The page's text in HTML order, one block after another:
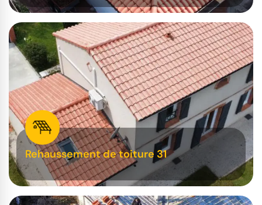
Rehaussement de toiture 31